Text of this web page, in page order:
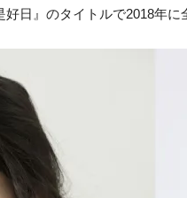
日』のタイトルで2018年に